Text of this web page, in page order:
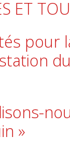
ET
pour
»